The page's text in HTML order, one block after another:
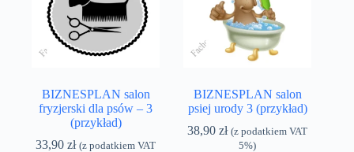
BIZNESPLAN salon
fryzjerski dla psów – 3
(przykład)
33,90zł (z podatkiem VAT
BIZNESPLAN salon
psiej urody 3 (przykład)
38,90zł (z podatkiem VAT
5%)